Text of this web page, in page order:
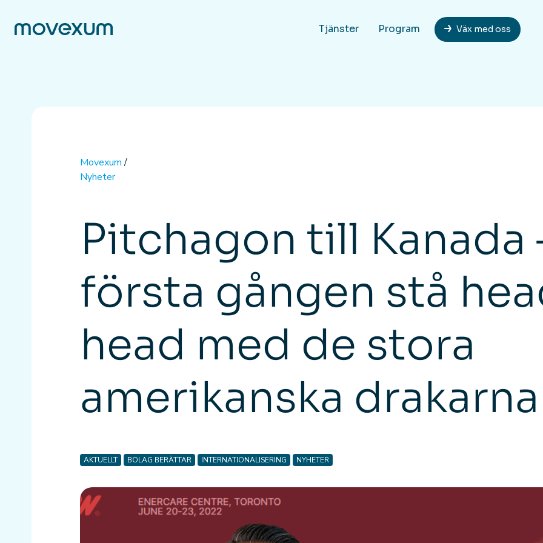
Tjänster Program Väx med oss
Movexum/
Nyheter
Pitchagon till Kanada
första gången stå
head med de stora
amerikanska drakarna
AKTUELLT BOLAG BERÄTTAR INTERNATIONALISERING NYHETER